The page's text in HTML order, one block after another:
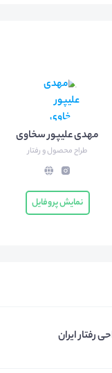
رفتار ایران
مهدی علیپور سخاوی
طراح محصول و رفتار
نمایش پروفایل